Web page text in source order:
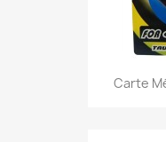
Carte